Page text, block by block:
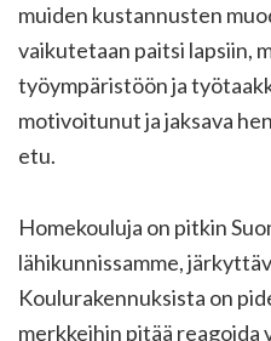
muiden kustannusten
vaikutetaan paitsi lapsiin,
työympäristöön ja
motivoitunut ja jaksava
etu.
Homekouluja on pitkin
lähikunnissamme,
Koulurakennuksista on
merkkeihin pitää